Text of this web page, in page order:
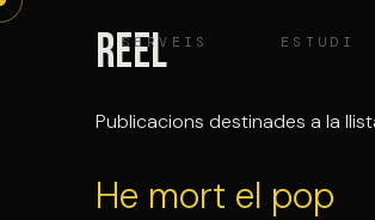
Vés
SERVEIS ESTUDI
Reel
Publicacions destinades a la
He mort el pop